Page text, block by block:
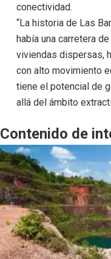
conectividad.
“La historia de Las
había una carretera
viviendas dispersas,
con alto movimiento
tiene el potencial de
allá del ámbito
Contenido de